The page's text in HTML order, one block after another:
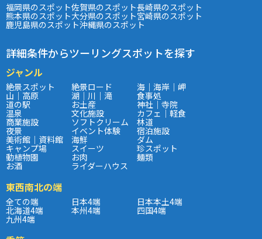
福岡県のスポット佐賀県のスポット長崎県のスポット
熊本県のスポット大分県のスポット宮崎県のスポット
鹿児島県のスポット沖縄県のスポット
詳細条件からツーリングスポットを探す
ジャンル
絶景スポット 絶景ロード 海｜海岸｜岬
山｜高原 湖｜川｜滝 食事処
道の駅 お土産 神社｜寺院
温泉 文化施設 カフェ｜軽食
商業施設 ソフトクリーム 林道
夜景 イベント体験 宿泊施設
美術館｜資料館 海鮮 ダム
キャンプ場 スイーツ 珍スポット
動植物園 お肉 麺類
お酒 ライダーハウス
東西南北の端
全ての端 日本4端 日本本土4端
北海道4端 本州4端 四国4端
九州4端